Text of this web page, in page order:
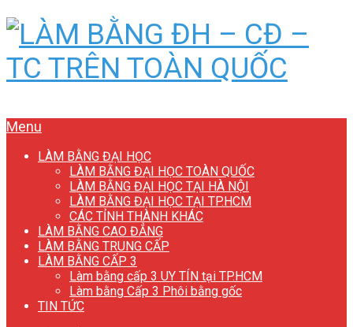
Menu
LÀM BẰNG ĐẠI HỌC
LÀM BẰNG ĐẠI HỌC TOÀN QUỐC
LÀM BẰNG ĐẠI HỌC TẠI HÀ NỘI
LÀM BẰNG ĐẠI HỌC TẠI TP.HCM
CÁC TỈNH THÀNH KHÁC
LÀM BẰNG CAO ĐẲNG
LÀM BẰNG TRUNG CẤP
LÀM BẰNG CẤP 3
Làm bằng cấp 3 UY TÍN tại TP.HCM
Làm bằng Cấp 3 Phôi bằng gốc
TIN TỨC